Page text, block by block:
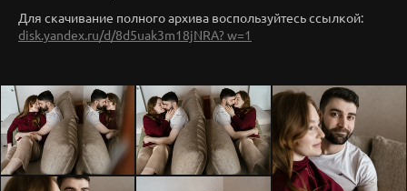
Для скачивание полного архива воспользуйтесь ссылкой:
disk.yandex.ru/d/8d5uak3m18jNRA? w=1